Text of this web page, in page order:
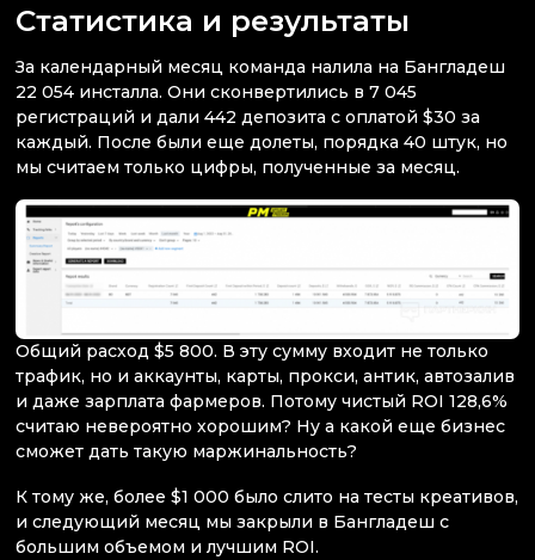
Статистика и результаты
За календарный месяц команда налила на Бангладеш
22 054 инсталла. Они сконвертились в 7 045
регистраций и дали 442 депозита с оплатой $30 за
каждый. После были еще долеты, порядка 40 штук, но
мы считаем только цифры, полученные за месяц.
Общий расход $5 800. В эту сумму входит не только
трафик, но и аккаунты, карты, прокси, антик, автозалив
и даже зарплата фармеров. Потому чистый ROI 128,6%
считаю невероятно хорошим? Ну а какой еще бизнес
сможет дать такую маржинальность?
К тому же, более $1 000 было слито на тесты креативов,
и следующий месяц мы закрыли в Бангладеш с
большим объемом и лучшим ROI.